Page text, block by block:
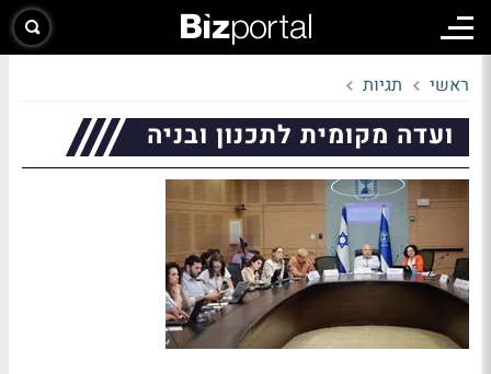
ראשי תגיות
ועדה מקומית לתכנון ובניה